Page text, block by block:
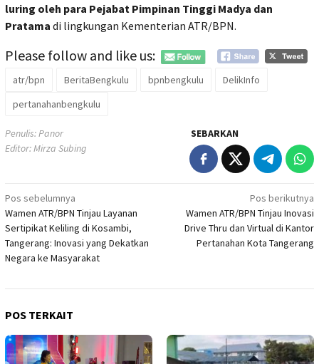
luring oleh para Pejabat Pimpinan Tinggi Madya dan
Pratama di lingkungan Kementerian ATR/BPN.
Please follow and like us:
atr/bpn BeritaBengkulu bpnbengkulu
DelikInfo
pertanahanbengkulu
Penulis: Panor
Editor: Mirza Subing
SEBARKAN
Navigasi
pos
Pos sebelumnya
Wamen ATR/BPN Tinjau Layanan
Sertipikat Keliling di Kosambi,
Tangerang: Inovasi yang Dekatkan
Negara ke Masyarakat
Pos berikutnya
Wamen ATR/BPN Tinjau Inovasi
Drive Thru dan Virtual di Kantor
Pertanahan Kota Tangerang
POS TERKAIT